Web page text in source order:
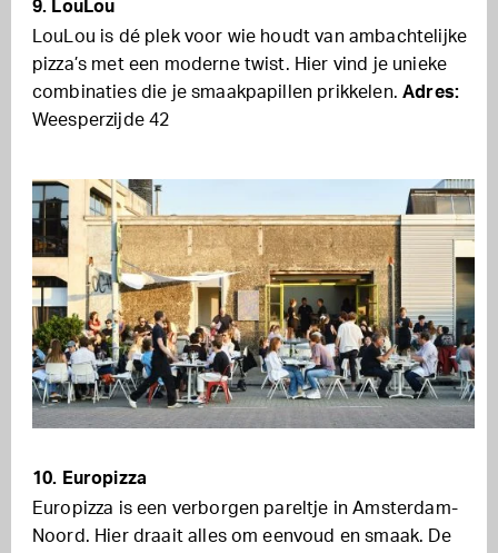
9. LouLou
LouLou is dé plek voor wie houdt van ambachtelijke
pizza’s met een moderne twist. Hier vind je unieke
combinaties die je smaakpapillen prikkelen.Adres:
Weesperzijde 42
10. Europizza
Europizza is een verborgen pareltje in Amsterdam-
Noord. Hier draait alles om eenvoud en smaak. De